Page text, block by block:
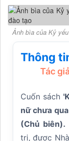
Ảnh bìa của Kỷ
Thông
Tác
Cuốn sách
nữ chưa
(Chủ biên).
trị, được